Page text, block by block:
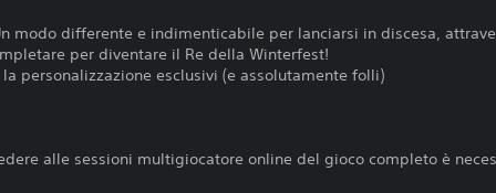
modo differente e indimenticabile per lanciarsi in discesa,
per diventare il Re della Winterfest!
personalizzazione esclusivi (e assolutamente folli)
alle sessioni multigiocatore online del gioco completo è